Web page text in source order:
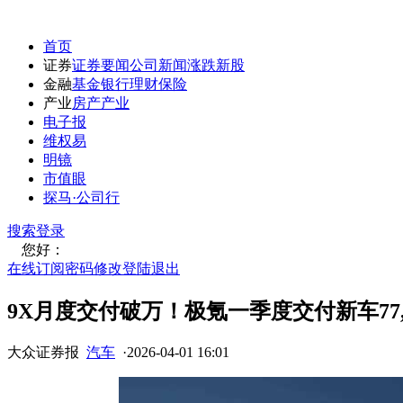
首页
证券证券要闻公司新闻涨跌新股
金融基金银行理财保险
产业房产产业
电子报
维权易
明镜
市值眼
探马·公司行
搜索登录
您好：
在线订阅密码修改登陆退出
9X月度交付破万！极氪一季度交付新车
大众证券报 汽车 ·2026-04-01 16:01